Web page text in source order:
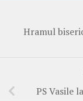
Hramul
PS Vasile